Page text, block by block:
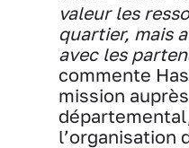
valeur les
quartier, mais
avec les
commente
mission
l’organisation